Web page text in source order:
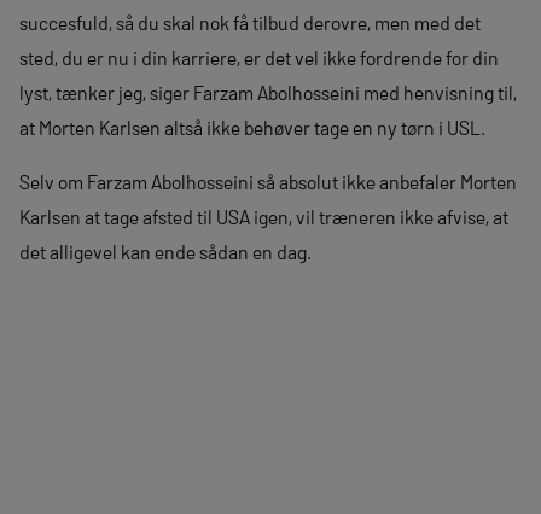
succesfuld, så du skal nok få tilbud derovre, men med det
sted, du er nu i din karriere, er det vel ikke fordrende for din
lyst, tænker jeg, siger Farzam Abolhosseini med henvisning til,
at Morten Karlsen altså ikke behøver tage en ny tørn i USL.
Selv om Farzam Abolhosseini så absolut ikke anbefaler Morten
Karlsen at tage afsted til USA igen, vil træneren ikke afvise, at
det alligevel kan ende sådan en dag.